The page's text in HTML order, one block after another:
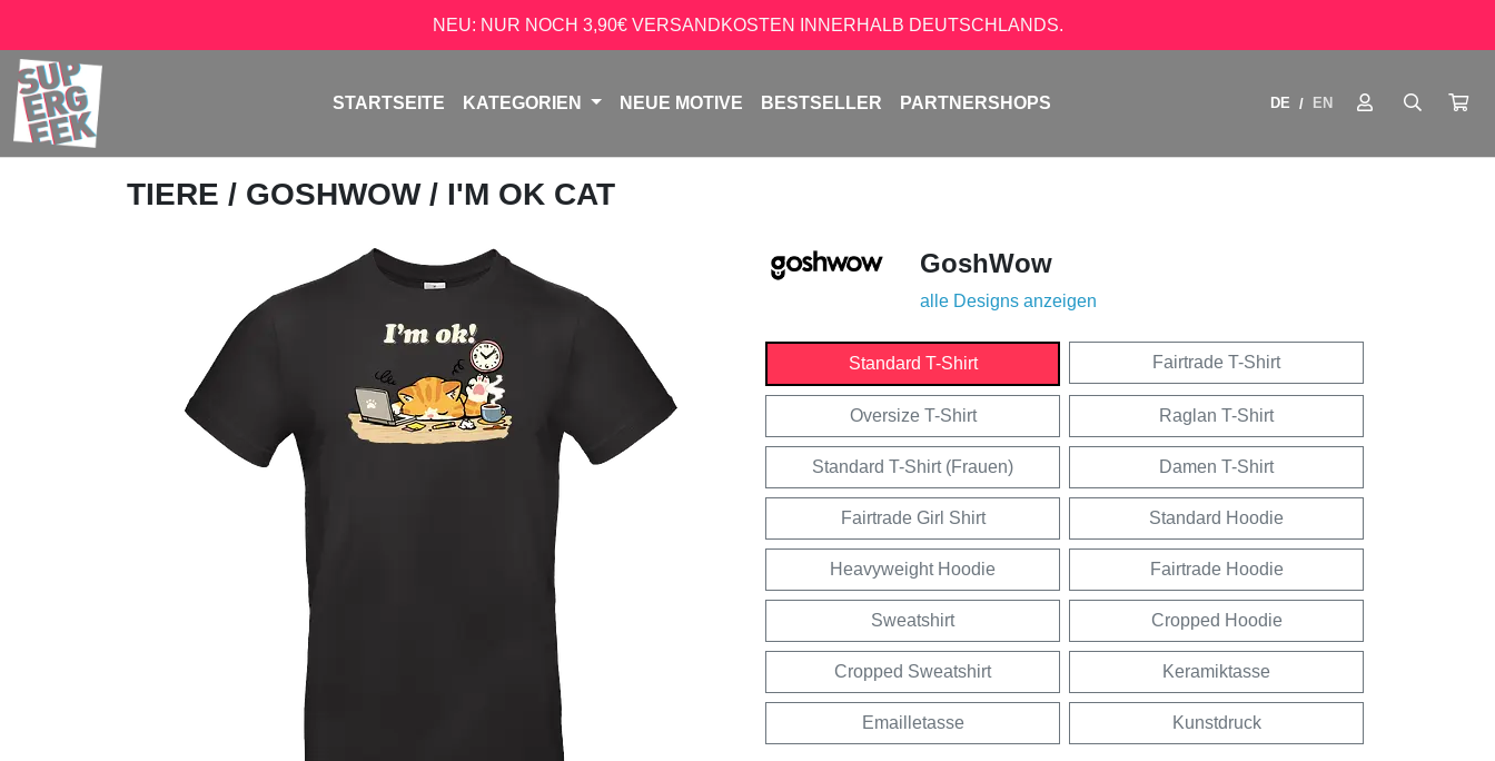
NEU: NUR NOCH 3,90€ VERSANDKOSTEN INNERHALB DEUTSCHLANDS.
STARTSEITE KATEGORIEN NEUE MOTIVE BESTSELLER PARTNERSHOPS DE / EN
TIERE / GOSHWOW / I'M OK CAT
GoshWow
alle Designs anzeigen
Standard T-Shirt Fairtrade T-Shirt
Oversize T-Shirt Raglan T-Shirt
Standard T-Shirt (Frauen) Damen T-Shirt
Fairtrade Girl Shirt Standard Hoodie
Heavyweight Hoodie Fairtrade Hoodie
Sweatshirt Cropped Hoodie
Cropped Sweatshirt Keramiktasse
Emailletasse Kunstdruck